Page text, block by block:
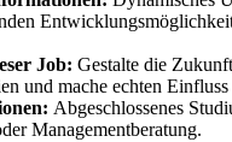
Job: Gestalte die
und mache echten
Abgeschlossenes
Managementberatung.